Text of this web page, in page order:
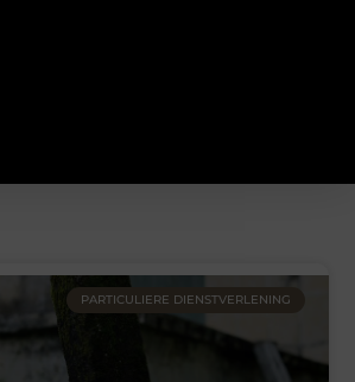
PARTICULIERE DIENSTVERLENING